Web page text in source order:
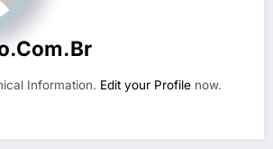
Information. Edit your Profile now.